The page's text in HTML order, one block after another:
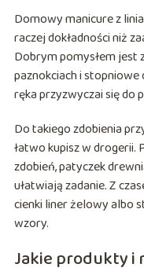
Domowy manicure z
raczej dokładności niż
Dobrym pomysłem jest
paznokciach i
ręka przyzwyczai się do
Do takiego zdobienia
łatwo kupisz w drogerii.
zdobień, patyczek
ułatwiają zadanie. Z
cienki liner żelowy albo
wzory.
Jakie produkty i